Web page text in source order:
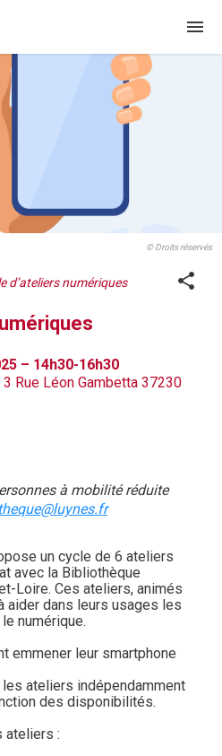
menu
© Droits réservés
d’ateliers numériques share
– 14h30-16h30
Rue Léon Gambetta 37230
à mobilité réduite
un cycle de 6 ateliers
avec la Bibliothèque
Loire. Ces ateliers, animés
aider dans leurs usages les
numérique.
emmener leur smartphone
ateliers indépendamment
des disponibilités.
ateliers :